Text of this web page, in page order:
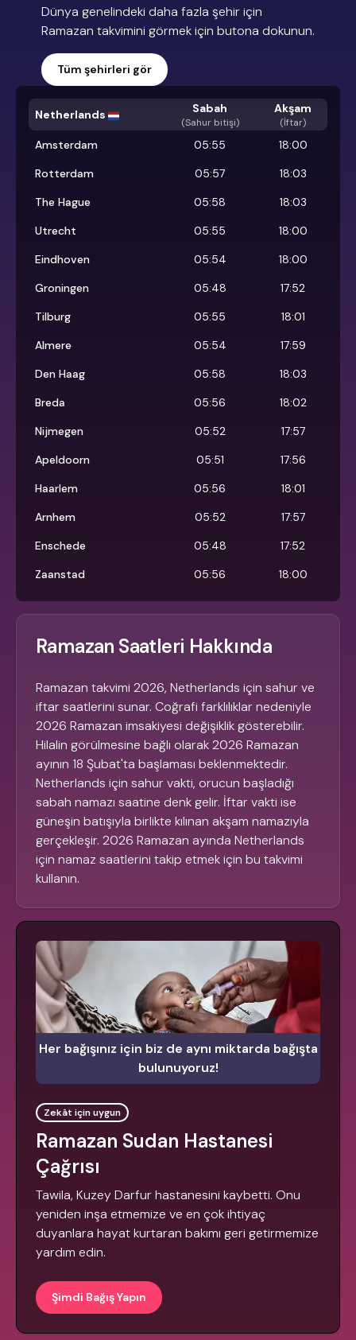
Dünya genelindeki daha fazla şehir için
Ramazan takvimini görmek için butona dokunun.
Tüm şehirleri gör
Netherlands Sabah
(Sahur bitişi)
Akşam
(İftar)
Amsterdam 05:55
18:00
Rotterdam
05:57
18:03
The Hague
05:58
18:03
Utrecht
05:55
18:00
Eindhoven
05:54
18:00
Groningen
05:48
17:52
Tilburg
05:55
18:01
Almere
05:54
17:59
Den Haag
05:58
18:03
Breda
05:56
18:02
Nijmegen
05:52
17:57
Apeldoorn
05:51
17:56
Haarlem
05:56
18:01
Arnhem
05:52
17:57
Enschede
05:48
17:52
Zaanstad
05:56 18:00
Ramazan Saatleri Hakkında
Ramazan takvimi 2026, Netherlands için sahur ve
iftar saatlerini sunar. Coğrafi farklılıklar nedeniyle
2026 Ramazan imsakiyesi değişiklik gösterebilir.
Hilalin görülmesine bağlı olarak 2026 Ramazan
ayının 18 Şubat'ta başlaması beklenmektedir.
Netherlands için sahur vakti, orucun başladığı
sabah namazı saatine denk gelir. İftar vakti ise
güneşin batışıyla birlikte kılınan akşam namazıyla
gerçekleşir. 2026 Ramazan ayında Netherlands
için namaz saatlerini takip etmek için bu takvimi
kullanın.
Her bağışınız için biz de aynı miktarda bağışta
bulunuyoruz!
Zekât için uygun
Ramazan Sudan Hastanesi
Çağrısı
Tawila, Kuzey Darfur hastanesini kaybetti. Onu
yeniden inşa etmemize ve en çok ihtiyaç
duyanlara hayat kurtaran bakımı geri getirmemize
yardım edin.
Şimdi Bağış Yapın